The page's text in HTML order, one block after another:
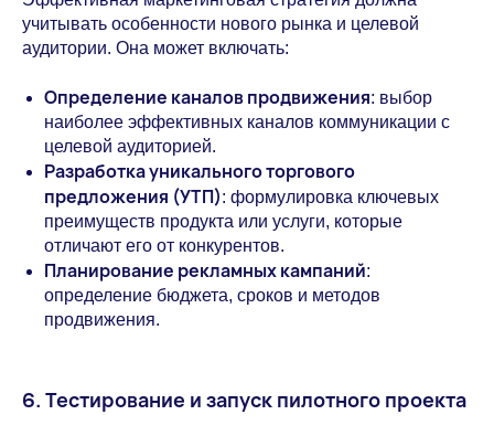
учитывать особенности нового рынка и целевой
аудитории. Она может включать:
Определение каналов продвижения: выбор
наиболее эффективных каналов коммуникации с
целевой аудиторией.
Разработка уникального торгового
предложения (УТП): формулировка ключевых
преимуществ продукта или услуги, которые
отличают его от конкурентов.
Планирование рекламных кампаний:
определение бюджета, сроков и методов
продвижения.
6. Тестирование и запуск пилотного проекта